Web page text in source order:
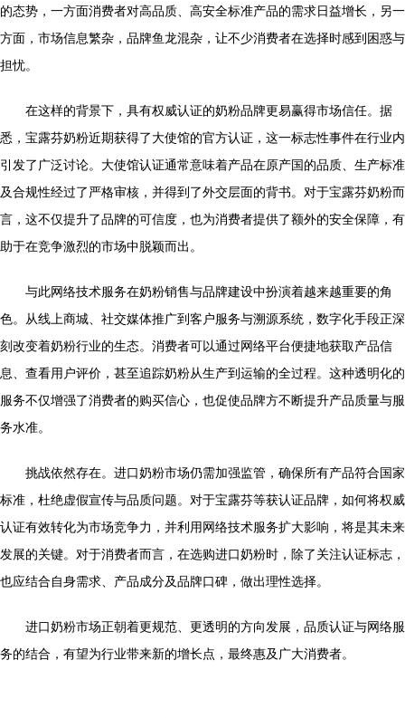
的态势，一方面消费者对高品质、高安全标准产品的需求日益增长，另一
方面，市场信息繁杂，品牌鱼龙混杂，让不少消费者在选择时感到困惑与
担忧。
在这样的背景下，具有权威认证的奶粉品牌更易赢得市场信任。据
悉，宝露芬奶粉近期获得了大使馆的官方认证，这一标志性事件在行业内
引发了广泛讨论。大使馆认证通常意味着产品在原产国的品质、生产标准
及合规性经过了严格审核，并得到了外交层面的背书。对于宝露芬奶粉而
言，这不仅提升了品牌的可信度，也为消费者提供了额外的安全保障，有
助于在竞争激烈的市场中脱颖而出。
与此网络技术服务在奶粉销售与品牌建设中扮演着越来越重要的角
色。从线上商城、社交媒体推广到客户服务与溯源系统，数字化手段正深
刻改变着奶粉行业的生态。消费者可以通过网络平台便捷地获取产品信
息、查看用户评价，甚至追踪奶粉从生产到运输的全过程。这种透明化的
服务不仅增强了消费者的购买信心，也促使品牌方不断提升产品质量与服
务水准。
挑战依然存在。进口奶粉市场仍需加强监管，确保所有产品符合国家
标准，杜绝虚假宣传与品质问题。对于宝露芬等获认证品牌，如何将权威
认证有效转化为市场竞争力，并利用网络技术服务扩大影响，将是其未来
发展的关键。对于消费者而言，在选购进口奶粉时，除了关注认证标志，
也应结合自身需求、产品成分及品牌口碑，做出理性选择。
进口奶粉市场正朝着更规范、更透明的方向发展，品质认证与网络服
务的结合，有望为行业带来新的增长点，最终惠及广大消费者。